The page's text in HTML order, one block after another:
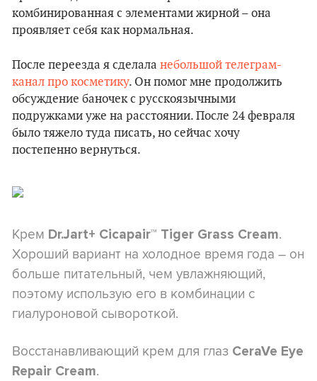
комбинированная с элементами жирной – она
проявляет себя как нормальная.
После переезда я сделала небольшой телеграм-
канал про косметику. Он помог мне продолжить
обсуждение баночек с русскоязычными
подружками уже на расстоянии. После 24 февраля
было тяжело туда писать, но сейчас хочу
постепенно вернуться.
Крем Dr.Jart+ Cicapair™ Tiger Grass Cream.
Хороший вариант на холодное время года – он
больше питательный, чем увлажняющий,
поэтому использую его в комбинации с
гиалуроновой сывороткой.
Восстанавливающий крем для глаз CeraVe Eye
Repair Cream.